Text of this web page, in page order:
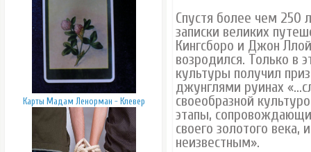
Карты Мадам Ленорман - Клевер
Спустя более чем 250
записки великих
Кингсборо и Джон
возродился. Только в
культуры получил
джунглями руинах
своеобразной
этапы,
своего золотого века,
неизвестным».